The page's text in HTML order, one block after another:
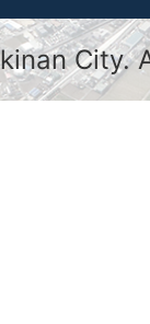
City.